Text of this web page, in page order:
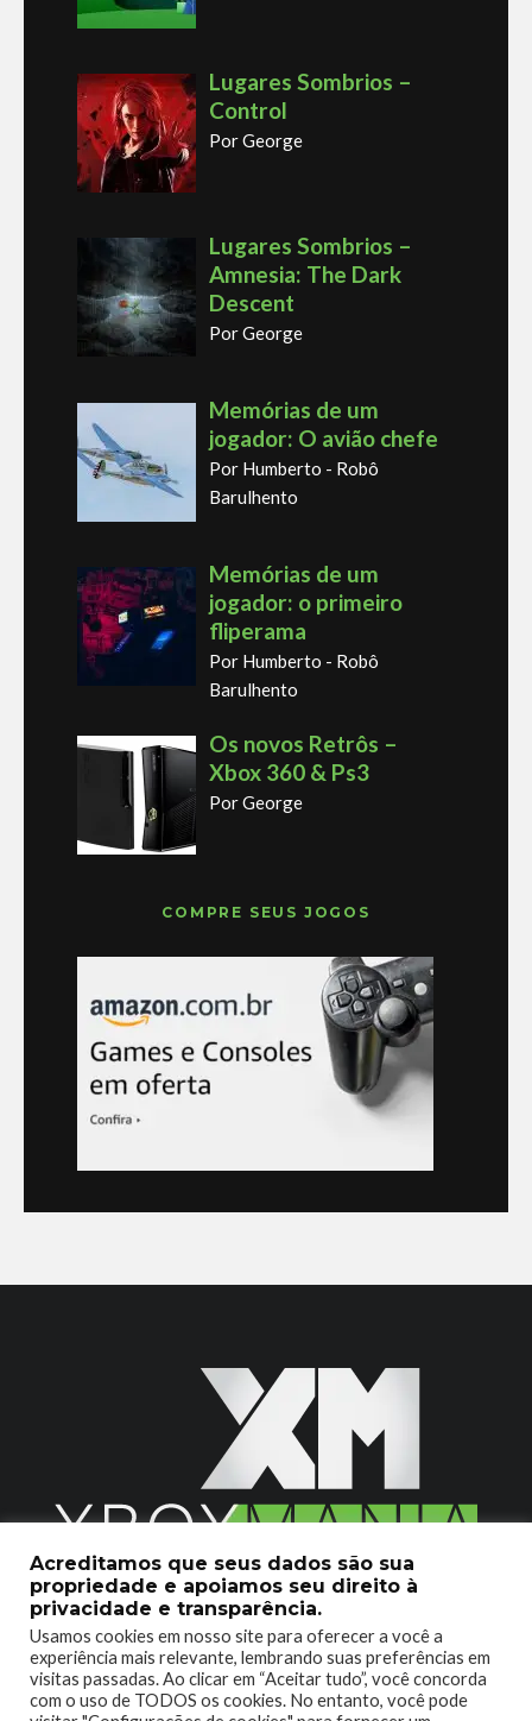
Lugares Sombrios –
Control
Por George
Lugares Sombrios –
Amnesia: The Dark
Descent
Por George
Memórias de um
jogador: O avião chefe
Por Humberto - Robô
Barulhento
Memórias de um
jogador: o primeiro
fliperama
Por Humberto - Robô
Barulhento
Os novos Retrôs –
Xbox 360 & Ps3
Por George
COMPRE SEUS JOGOS
2020 © Xboxmania. Todos os Direitos Reservados.
SOBRE O XBOX MANIA CONTATO
ENCONTROU UM PROBLEMA?
Acreditamos que seus dados são sua
propriedade e apoiamos seu direito à
privacidade e transparência.
Usamos cookies em nosso site para oferecer a você a
experiência mais relevante, lembrando suas preferências em
visitas passadas. Ao clicar em “Aceitar tudo”, você concorda
com o uso de TODOS os cookies. No entanto, você pode